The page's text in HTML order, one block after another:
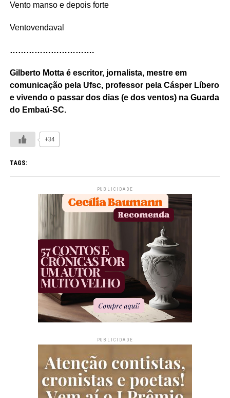
Vento manso e depois forte
Ventovendaval
………………………….
Gilberto Motta é escritor, jornalista, mestre em
comunicação pela Ufsc, professor pela Cásper Líbero
e vivendo o passar dos dias (e dos ventos) na Guarda
do Embaú-SC.
+34
TAGS:
PUBLICIDADE
PUBLICIDADE